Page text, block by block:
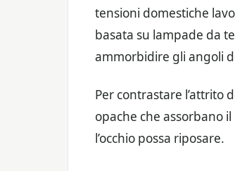
tensioni domestiche
basata su lampade da
ammorbidire gli angoli
Per contrastare l’attrito
opache che assorbano
l’occhio possa riposare.